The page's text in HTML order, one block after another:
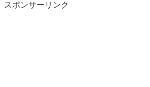
スポンサーリンク